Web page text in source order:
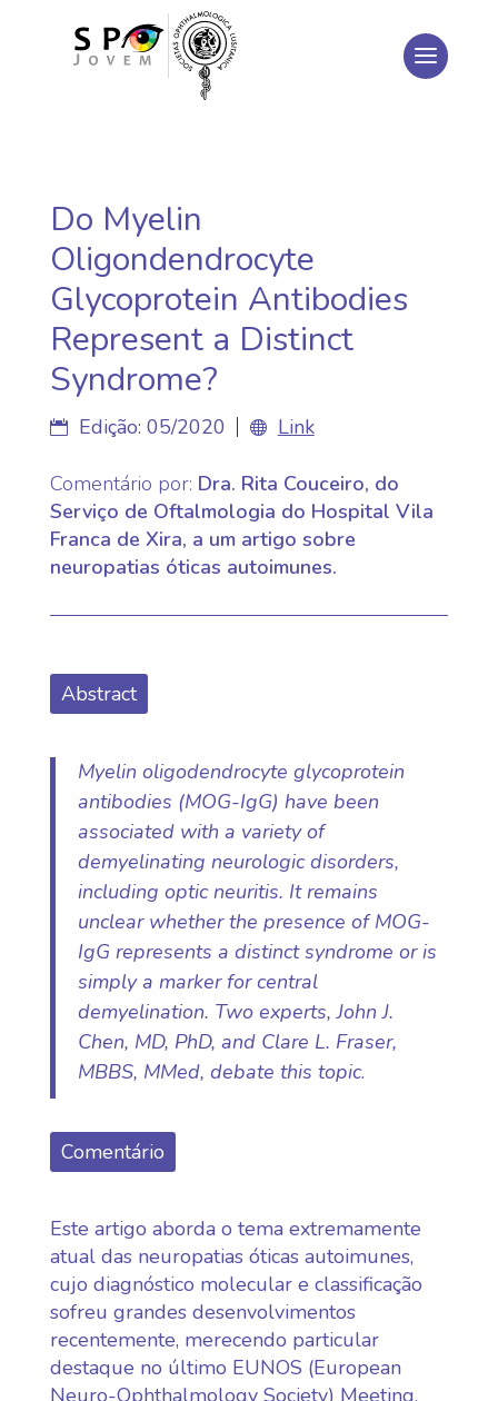
Do Myelin
Oligondendrocyte
Glycoprotein Antibodies
Represent a Distinct
Syndrome?
Edição: 05/2020 Link
Comentário por: Dra. Rita Couceiro, do
Serviço de Oftalmologia do Hospital Vila
Franca de Xira, a um artigo sobre
neuropatias óticas autoimunes.
Abstract
Myelin oligodendrocyte glycoprotein
antibodies (MOG-IgG) have been
associated with a variety of
demyelinating neurologic disorders,
including optic neuritis. It remains
unclear whether the presence of MOG-
IgG represents a distinct syndrome or is
simply a marker for central
demyelination. Two experts, John J.
Chen, MD, PhD, and Clare L. Fraser,
MBBS, MMed, debate this topic.
Comentário
Este artigo aborda o tema extremamente
atual das neuropatias óticas autoimunes,
cujo diagnóstico molecular e classificação
sofreu grandes desenvolvimentos
recentemente, merecendo particular
destaque no último EUNOS (European
Neuro-Ophthalmology Society) Meeting.